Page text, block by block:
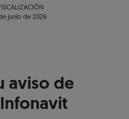
junio de 2026
aviso de